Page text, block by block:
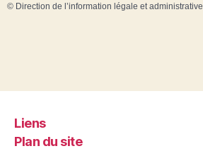
© Direction de l’information légale et administrative
Liens
Plan du site